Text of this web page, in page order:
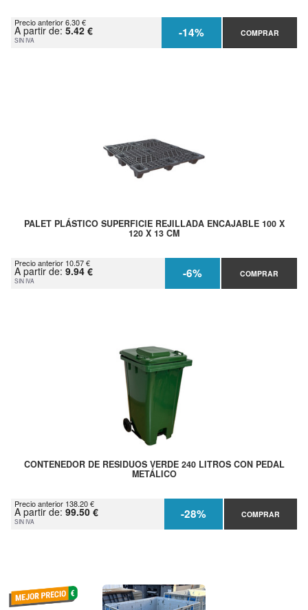
Precio anterior 6.30 €
A partir de: 5.42 €
SIN IVA -14% COMPRAR
PALET PLÁSTICO SUPERFICIE REJILLADA ENCAJABLE 100 X
120 X 13 CM
Precio anterior 10.57 €
A partir de: 9.94 €
SIN IVA -6% COMPRAR
CONTENEDOR DE RESIDUOS VERDE 240 LITROS CON PEDAL
METÁLICO
Precio anterior 138.20 €
A partir de: 99.50 €
SIN IVA -28% COMPRAR